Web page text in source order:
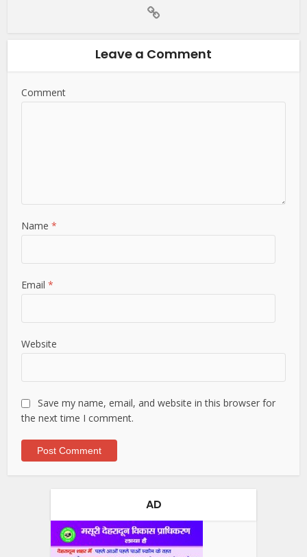
Leave a Comment
Comment
Name*
Email*
Website
Save my name, email, and website in this browser for
the next time I comment.
AD